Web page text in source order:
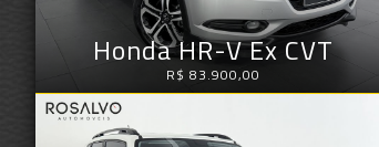
Honda HR-V Ex CVT
R$ 83.900,00